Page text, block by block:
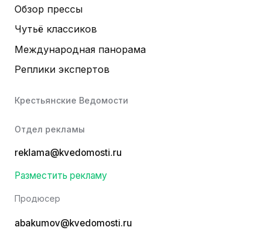
Обзор прессы
Чутьё классиков
Международная панорама
Реплики экспертов
Крестьянские Ведомости
Отдел рекламы
reklama@kvedomosti.ru
Разместить рекламу
Продюсер
abakumov@kvedomosti.ru